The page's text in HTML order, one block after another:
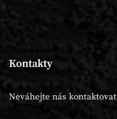
Kontakty
Neváhejte nás kontaktovat